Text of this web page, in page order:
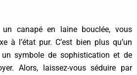
canapé en laine bouclée, vous
à l’état pur. C’est bien plus qu’un
un symbole de sophistication et de
Alors, laissez-vous séduire par